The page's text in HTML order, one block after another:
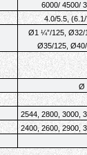
6000/ 4500/
4.0/5.5,
Ø1 ¼”/125, Ø32/
Ø35/125,
Ø
2544, 2800, 3000,
2400, 2600, 2900,